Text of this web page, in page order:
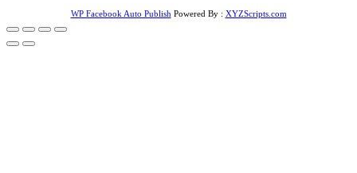
WP Facebook Auto Publish Powered By : XYZScripts.com